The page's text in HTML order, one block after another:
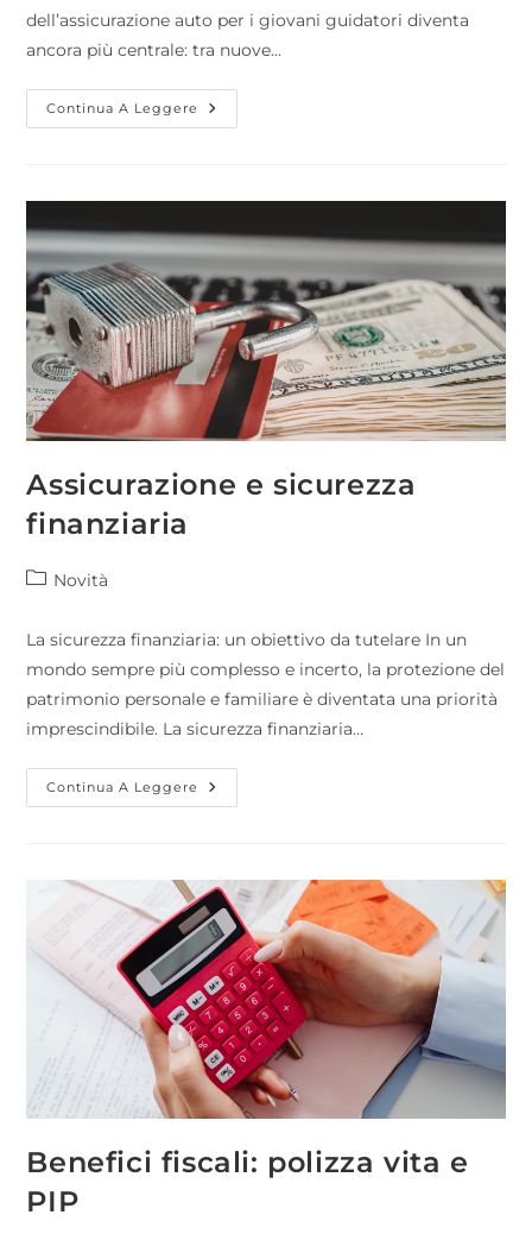
dell’assicurazione auto per i giovani guidatori diventa
ancora più centrale: tra nuove…
Continua A Leggere
Assicurazione e sicurezza
finanziaria
Novità
La sicurezza finanziaria: un obiettivo da tutelare In un
mondo sempre più complesso e incerto, la protezione del
patrimonio personale e familiare è diventata una priorità
imprescindibile. La sicurezza finanziaria…
Continua A Leggere
Benefici fiscali: polizza vita e
PIP